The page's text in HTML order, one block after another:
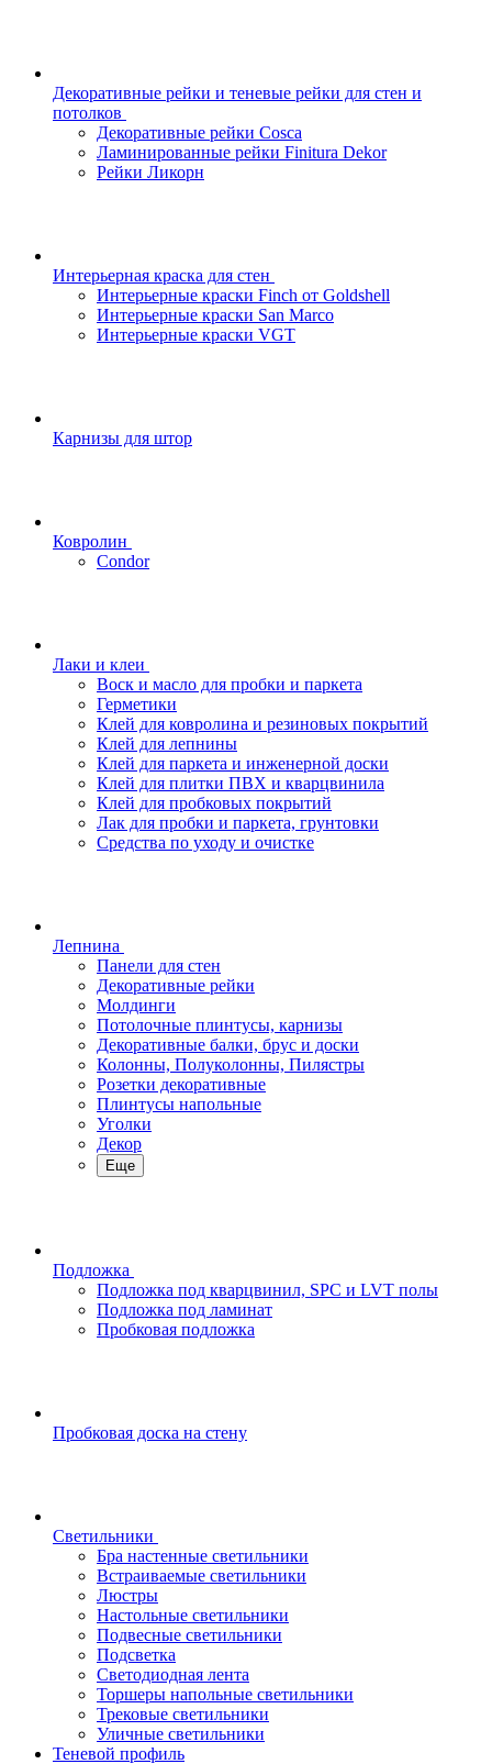
Декоративные рейки и теневые рейки для стен и
потолков
Декоративные рейки Cosca
Ламинированные рейки Finitura Dekor
Рейки Ликорн
Интерьерная краска для стен
Интерьерные краски Finch от Goldshell
Интерьерные краски San Marco
Интерьерные краски VGT
Карнизы для штор
Ковролин
Condor
Лаки и клеи
Воск и масло для пробки и паркета
Герметики
Клей для ковролина и резиновых покрытий
Клей для лепнины
Клей для паркета и инженерной доски
Клей для плитки ПВХ и кварцвинила
Клей для пробковых покрытий
Лак для пробки и паркета, грунтовки
Средства по уходу и очистке
Лепнина
Панели для стен
Декоративные рейки
Молдинги
Потолочные плинтусы, карнизы
Декоративные балки, брус и доски
Колонны, Полуколонны, Пилястры
Розетки декоративные
Плинтусы напольные
Уголки
Декор
Еще
Подложка
Подложка под кварцвинил, SPC и LVT полы
Подложка под ламинат
Пробковая подложка
Пробковая доска на стену
Светильники
Бра настенные светильники
Встраиваемые светильники
Люстры
Настольные светильники
Подвесные светильники
Подсветка
Светодиодная лента
Торшеры напольные светильники
Трековые светильники
Уличные светильники
Теневой профиль